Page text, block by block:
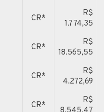
CR*
R$
1.774,35
CR*
R$
18.565,55
CR*
R$
4.272,69
CR*
R$